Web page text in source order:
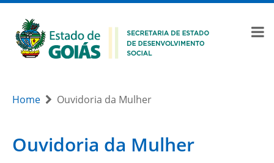
Home Ouvidoria da Mulher
Ouvidoria da Mulher